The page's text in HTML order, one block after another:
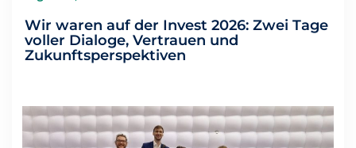
Wir waren auf der Invest 2026: Zwei Tage
voller Dialoge, Vertrauen und
Zukunftsperspektiven